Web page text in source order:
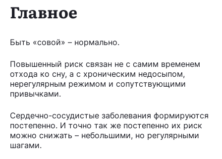
Главное
Быть «совой» – нормально.
Повышенный риск связан не с самим временем
отхода ко сну, а с хроническим недосыпом,
нерегулярным режимом и сопутствующими
привычками.
Сердечно-сосудистые заболевания формируются
постепенно. И точно так же постепенно их риск
можно снижать – небольшими, но регулярными
шагами.